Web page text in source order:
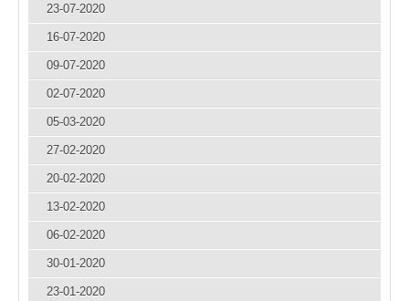
23-07-2020
16-07-2020
09-07-2020
02-07-2020
05-03-2020
27-02-2020
20-02-2020
13-02-2020
06-02-2020
30-01-2020
23-01-2020